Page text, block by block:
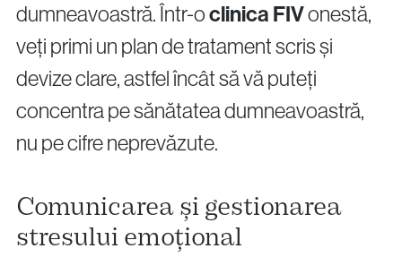
dumneavoastră. Într-oclinica FIVonestă,
veți primi un plan de tratament scris și
devize clare, astfel încât să vă puteți
concentra pe sănătatea dumneavoastră,
nu pe cifre neprevăzute.
Comunicarea și gestionarea
stresului emoțional